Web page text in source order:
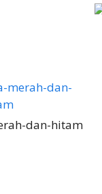
dan-hitam